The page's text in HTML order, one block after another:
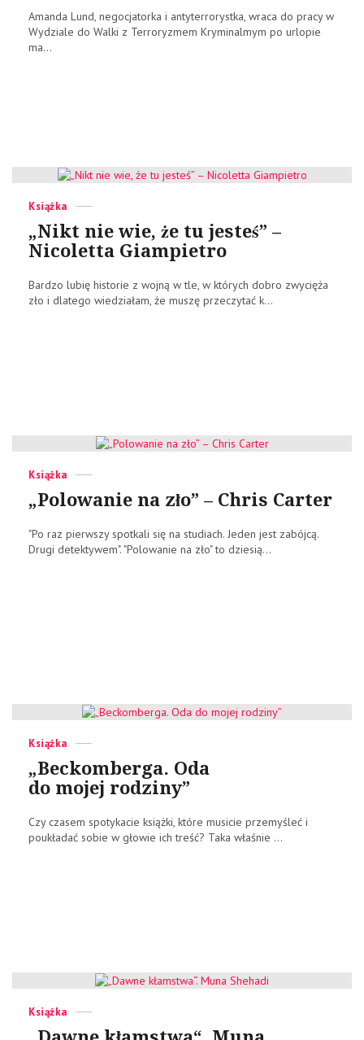
Amanda Lund, negocjatorka i antyterrorystka, wraca do pracy w
Wydziale do Walki z Terroryzmem Kryminalmym po urlopie
ma...
Categories
Książka
„Nikt nie wie, że tu jesteś” –
Nicoletta Giampietro
Bardzo lubię historie z wojną w tle, w których dobro zwycięża
zło i dlatego wiedziałam, że muszę przeczytać k...
Categories
Książka
„Polowanie na zło” – Chris Carter
"Po raz pierwszy spotkali się na studiach. Jeden jest zabójcą.
Drugi detektywem". "Polowanie na zło" to dziesią...
Categories
Książka
„Beckomberga. Oda
do mojej rodziny”
Czy czasem spotykacie książki, które musicie przemyśleć i
poukładać sobie w głowie ich treść? Taka właśnie ...
Categories
Książka